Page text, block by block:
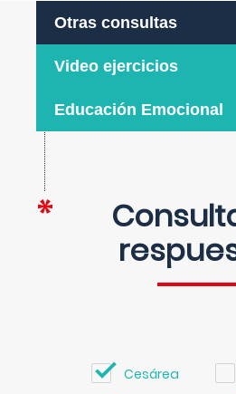
Otras consultas
Video ejercicios
Educación Emocional
Cesárea